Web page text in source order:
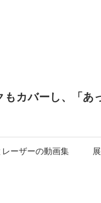
カバーし、「
ーザーの動画集